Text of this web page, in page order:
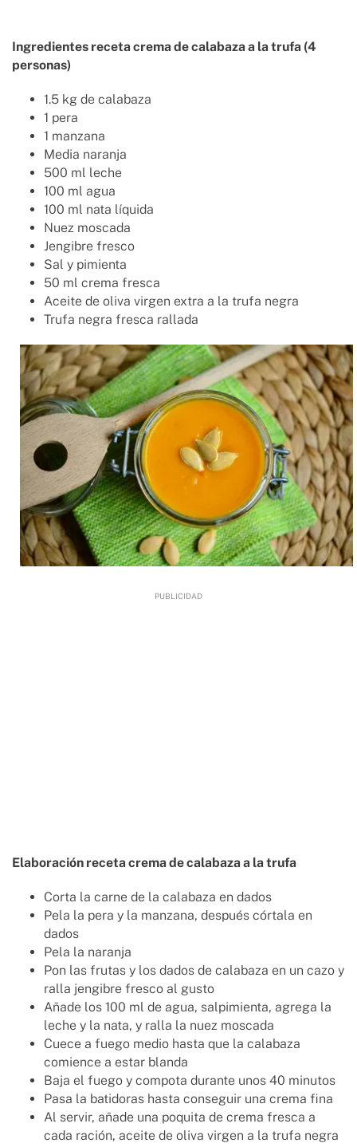
Ingredientes receta crema de calabaza a la trufa (4
personas)
1.5 kg de calabaza
1 pera
1 manzana
Media naranja
500 ml leche
100 ml agua
100 ml nata líquida
Nuez moscada
Jengibre fresco
Sal y pimienta
50 ml crema fresca
Aceite de oliva virgen extra a la trufa negra
Trufa negra fresca rallada
Elaboración receta crema de calabaza a la trufa
Corta la carne de la calabaza en dados
Pela la pera y la manzana, después córtala en
dados
Pela la naranja
Pon las frutas y los dados de calabaza en un cazo y
ralla jengibre fresco al gusto
Añade los 100 ml de agua, salpimienta, agrega la
leche y la nata, y ralla la nuez moscada
Cuece a fuego medio hasta que la calabaza
comience a estar blanda
Baja el fuego y compota durante unos 40 minutos
Pasa la batidoras hasta conseguir una crema fina
Al servir, añade una poquita de crema fresca a
cada ración, aceite de oliva virgen a la trufa negra